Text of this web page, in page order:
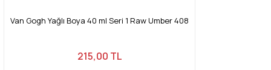
Van Gogh Yağlı Boya 40 ml Seri 1 Raw Umber 408
215,00 TL